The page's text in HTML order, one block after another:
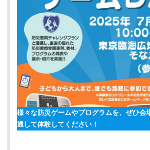
様々な防災ゲームやプログラムを、ぜひ会
通して体験してください！